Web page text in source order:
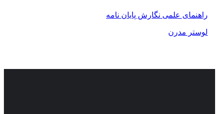
راهنمای علمی نگارش پایان نامه
لوستر مدرن